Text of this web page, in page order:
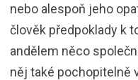
nebo alespoň jeho
člověk předpoklady k
andělem něco
něj také pochopitelně